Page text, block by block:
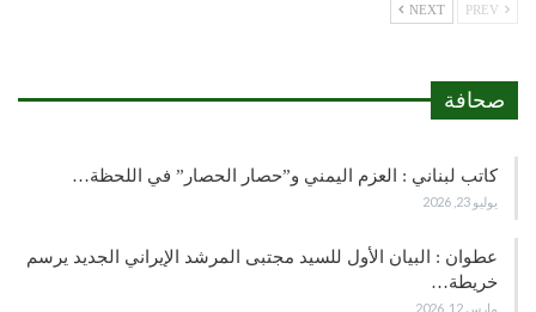
NEXT
صحافة
كاتب لبناني : العزم اليمني و”حصار الحصار” في اللحظة…
يوليو 23, 2026
عطوان : البيان الأول للسيد مجتبى المرشد الإيراني الجديد يرسم
خريطة…
مارس 12, 2026